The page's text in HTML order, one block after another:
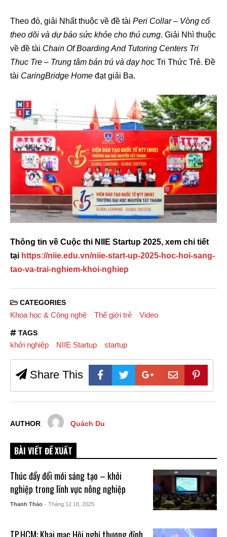
Theo đó, giải Nhất thuộc về đề tài Peri Collar – Vòng cổ
theo dõi và dự báo sức khỏe cho thú cưng. Giải Nhì thuộc
về đề tài Chain Of Boarding And Tutoring Centers Tri
Thuc Tre – Trung tâm bán trú và dạy học Tri Thức Trẻ. Đề
tài CaringBridge Home đạt giải Ba.
Thông tin về Cuộc thi NIIE Startup 2025, xem chi tiết
tại https://niie.edu.vn/niie-start-up-2025-hoc-hoi-sang-
tao-va-trai-nghiem-khoi-nghiep
CATEGORIES
Khoa học & Công nghệ Thế giới trẻ Video
TAGS
khởi nghiệp NIIE Startup startup
Share This
AUTHOR Quách Du
BÀI VIẾT ĐỀ XUẤT
Thúc đẩy đổi mới sáng tạo – khởi
nghiệp trong lĩnh vực nông nghiệp
Thanh Thảo - Tháng 12 18, 2025
TP.HCM: Khai mạc Hội nghị thượng đỉnh